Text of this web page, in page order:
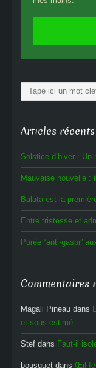
Rechercher
Articles récents
Solstice d’hiver :
Mauvaise nouvelle :
Balata est la
Entre tristesse et
Purée “anti-gaspi”
Commentaires
Magali Pineau dans
et sous-estimé
Stef dans Faut-il
bousquet dans Œil